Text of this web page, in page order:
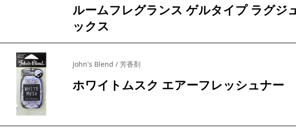
ルームフレグランス ゲルタイプ ラグジ
ックス
John's Blend / 芳香剤
ホワイトムスク エアーフレッシュナー